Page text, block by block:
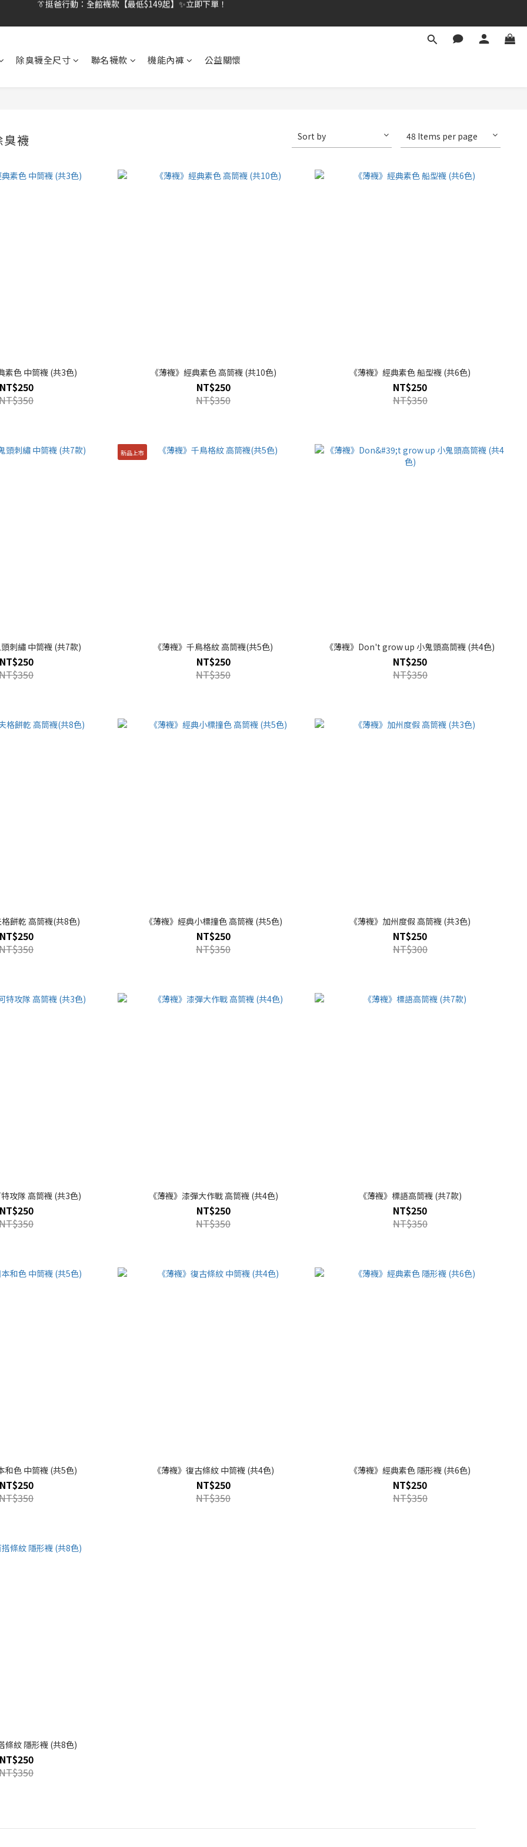
👔挺爸行動：全館襪款【最低$149起】✨立即下單！
除臭襪全尺寸 聯名襪款 機能內褲 公益關懷
襪 Sort by 48 Items per page
素色 中筒襪 (共3色) 《薄襪》經典素色 高筒襪 (共10色)
NT$250
NT$350
《薄襪》經典素色 船型襪 (共6色)
NT$250
NT$350
《薄襪》小鬼頭刺繡 中筒襪 (共7款)
新品上市
《薄襪》千鳥格紋 高筒襪(共5色)
NT$250
NT$350
《薄襪》Don't grow up 小鬼頭高筒襪 (共4色)
NT$250
NT$350
餅乾 高筒襪(共8色) 《薄襪》經典小標撞色 高筒襪 (共5色)
NT$250
NT$350
《薄襪》加州度假 高筒襪 (共3色)
NT$250
NT$300
攻隊 高筒襪 (共3色) 《薄襪》漆彈大作戰 高筒襪 (共4色)
NT$250
NT$350
《薄襪》標語高筒襪 (共7款)
NT$250
NT$350
和色 中筒襪 (共5色) 《薄襪》復古條紋 中筒襪 (共4色)
NT$250
NT$350
《薄襪》經典素色 隱形襪 (共6色)
NT$250
NT$350
條紋 隱形襪 (共8色)